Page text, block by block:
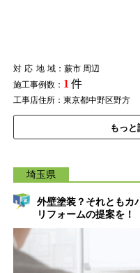
対応地域：蕨市 周辺
施工事例数： 1 件
工事店住所：東京都中野区野方
もっと
埼玉県
外壁塗装？それともカ
リフォームの提案を！